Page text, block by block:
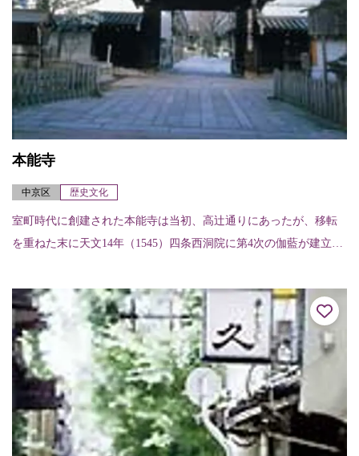
本能寺
中京区 歴史文化
室町時代に創建された本能寺は当初、高辻通りにあったが、移転
を重ねた末に天文14年（1545）四条西洞院に第4次の伽藍が建立さ
に移さ...